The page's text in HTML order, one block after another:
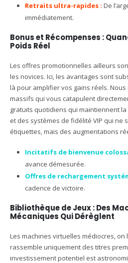
Retraits ultra-rapides : De
immédiatement.
Bonus et Récompenses :
Poids Réel
Les offres promotionnelles ailleurs
les novices. Ici, les avantages sont
là pour amplifier vos gains réels. Nous
massifs qui vous catapulent
gratuits quotidiens qui maintiennent
et des systèmes de fidélité VIP qui ne
étiquettes, mais des augmentations
Incitatifs de bienvenue
avance démesurée.
Offres de rechargement
cadence de victoire.
Bibliothèque de Jeux : Des
Mécaniques Qui Dérèglent
Les machines virtuelles médiocres, on
rassemble uniquement des titres
investissement potentiel est